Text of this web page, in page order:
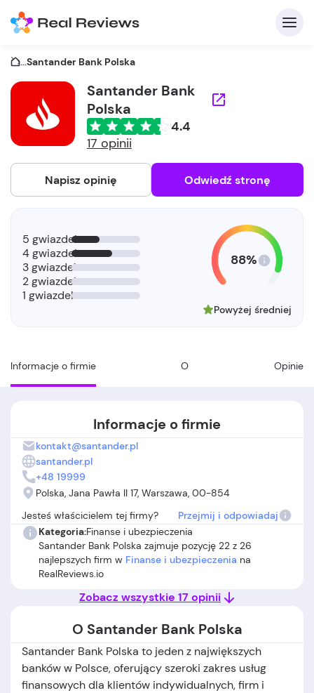
...Santander Bank Polska
Santander Bank
Polska
4.4
17 opinii
Napisz opinię Odwiedź stronę
Informacje o firmie O Opinie
5 gwiazdek
4 gwiazdek
3 gwiazdek
2 gwiazdek
1 gwiazdek
88%
Powyżej średniej
Informacje o firmie
kontakt@santander.pl
santander.pl
+48 19999
Polska, Jana Pawła II 17, Warszawa, 00-854
Jesteś właścicielem tej firmy?
Przejmij i odpowiadaj
Kategoria:Finanse i ubezpieczenia
Santander Bank Polska zajmuje pozycję 22 z 26
najlepszych firm w Finanse i ubezpieczenia na
RealReviews.io
Zobacz wszystkie 17 opinii
O Santander Bank Polska
Santander Bank Polska to jeden z największych
banków w Polsce, oferujący szeroki zakres usług
finansowych dla klientów indywidualnych, firm i